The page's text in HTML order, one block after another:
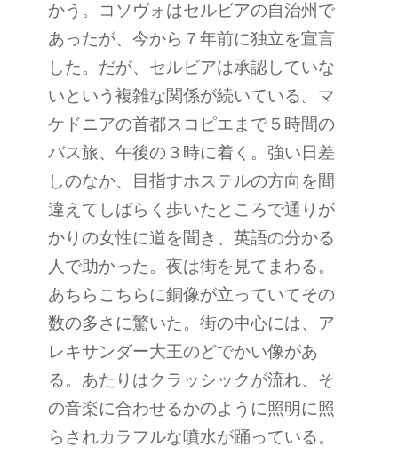
かう。コソヴォはセルビアの自治州で
あったが、今から７年前に独立を宣言
した。だが、セルビアは承認していな
いという複雑な関係が続いている。マ
ケドニアの首都スコピエまで５時間の
バス旅、午後の３時に着く。強い日差
しのなか、目指すホステルの方向を間
違えてしばらく歩いたところで通りが
かりの女性に道を聞き、英語の分かる
人で助かった。夜は街を見てまわる。
あちらこちらに銅像が立っていてその
数の多さに驚いた。街の中心には、ア
レキサンダー大王のどでかい像があ
る。あたりはクラッシックが流れ、そ
の音楽に合わせるかのように照明に照
らされカラフルな噴水が踊っている。